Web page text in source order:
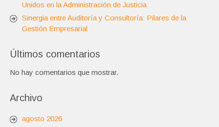
Unidos en la Administración de Justicia
Sinergia entre Auditoría y Consultoría: Pilares de la
Gestión Empresarial
Últimos comentarios
No hay comentarios que mostrar.
Archivo
agosto 2026